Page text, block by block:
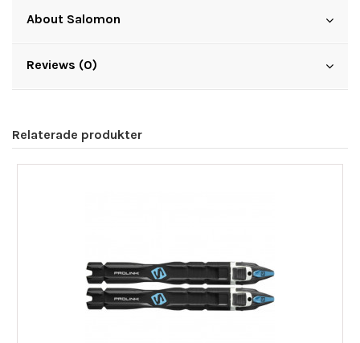
About Salomon
Reviews (0)
Relaterade produkter